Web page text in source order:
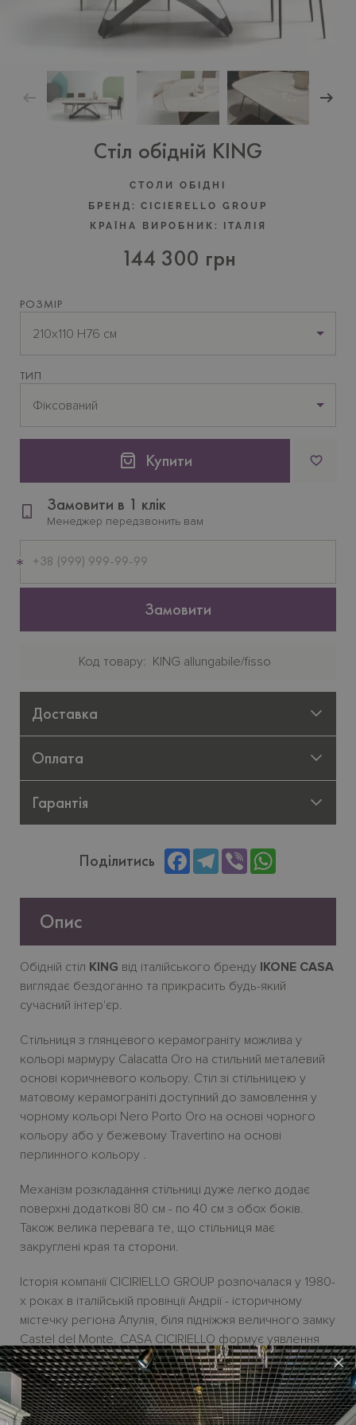
×
Стіл обідній KING
СТОЛИ ОБІДНІ
БРЕНД:
CICIERELLO GROUP
КРАЇНА ВИРОБНИК:
ІТАЛІЯ
144 300 грн
РОЗМІР
210х110 H76 см
ТИП
Фіксований
Купити
Замовити в 1 клік
Менеджер передзвонить вам
телефон
Замовити
Код товару KING allungabile/fisso
Доставка
Оплата
Гарантія
Поділитись FacebookTelegram
Viber
Опис
Обідній стіл KING від італійського бренду IKONE CASA
виглядає бездоганно та прикрасить будь-який
сучасний інтер'єр.
Стільниця з глянцевого керамограніту можлива у
кольорі мармуру Calacatta Oro на стильний металевий
основі коричневого кольору. Cтіл зі стільницею у
матовому керамограніті доступний до замовлення у
чорному кольорі Nero Porto Oro на основі чорного
кольору або у бежевому Travertino на основі
перлинного кольору .
Механізм розкладання стільниці дуже легко додає
поверхні додаткові 80 см - по 40 см з обох боків.
Також велика перевага те, що стільниця має
закруглені края та сторони.
Історія компанії CICIRIELLO GROUP розпочалася у 1980-
х роках в італійській провінції Андрії - історичному
містечку регіона Апулія, біля підніжжя величного замку
Castel del Monte. СASA CICIRIELLO формує уявлення
про дім, пов'язаний з родинною любов'ю, гостинністю
та моментами відпочинку. І це прекрасно!
Меблі від IKONE CASA - це дизайнерська колекція